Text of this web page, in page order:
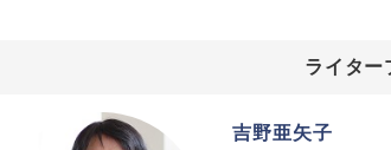
ライター
吉野亜矢子